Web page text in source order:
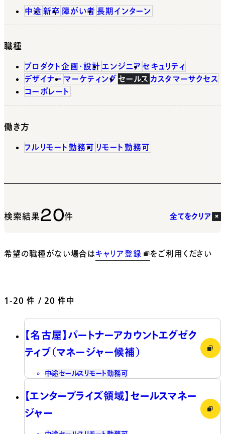
中途 新卒 障がい者 長期インターン
職種
プロダクト企画・設計 エンジニア セキュリティ
デザイナー マーケティング セールス カスタマーサクセス
コーポレート
働き方
フルリモート勤務可 リモート勤務可
検索結果20件 全てをクリア
希望の職種がない場合はキャリア登録 をご利用ください
1-20 件 / 20 件中
【名古屋】パートナーアカウントエグゼク
ティブ（マネージャー候補）
中途セールス リモート勤務可
【エンタープライズ領域】セールスマネー
ジャー